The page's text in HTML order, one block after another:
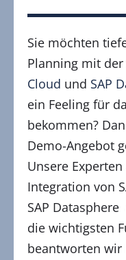
Sie möchten
Planning mit
Cloud und SAP
ein Feeling für
bekommen?
Demo-Angebot
Unsere
Integration von
SAP
die wichtigsten
beantworten wir